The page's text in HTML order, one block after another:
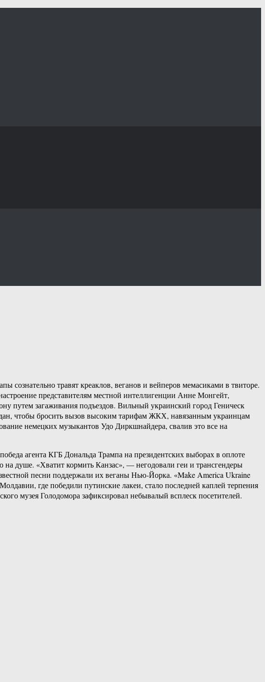
травят креаклов, веганов и вейперов мемасиками в твиторе.
представителям местной интеллигенции Анне Монгейт,
путем загаживания подъездов. Вильный украинский город Геническ
чтобы бросить вызов высоким тарифам ЖКХ, навязанным украинцам
немецких музыкантов Удо Диркшнайдера, свалив это все на
агента КГБ Дональда Трампа на президентских выборах в оплоте
на душе. «Хватит кормить Канзас», — негодовали геи и трансгендеры
песни поддержали их веганы Нью-Йорка. «Make America Ukraine
где победили путинские лакеи, стало последней каплей терпения
музея Голодомора зафиксировал небывалый всплеск посетителей.